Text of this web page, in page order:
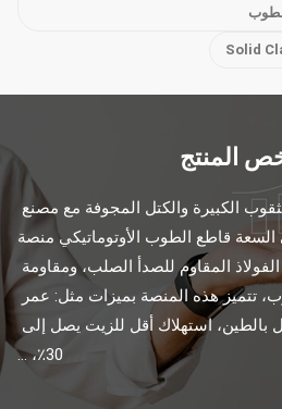
Solid
المنتج
30٪، ...